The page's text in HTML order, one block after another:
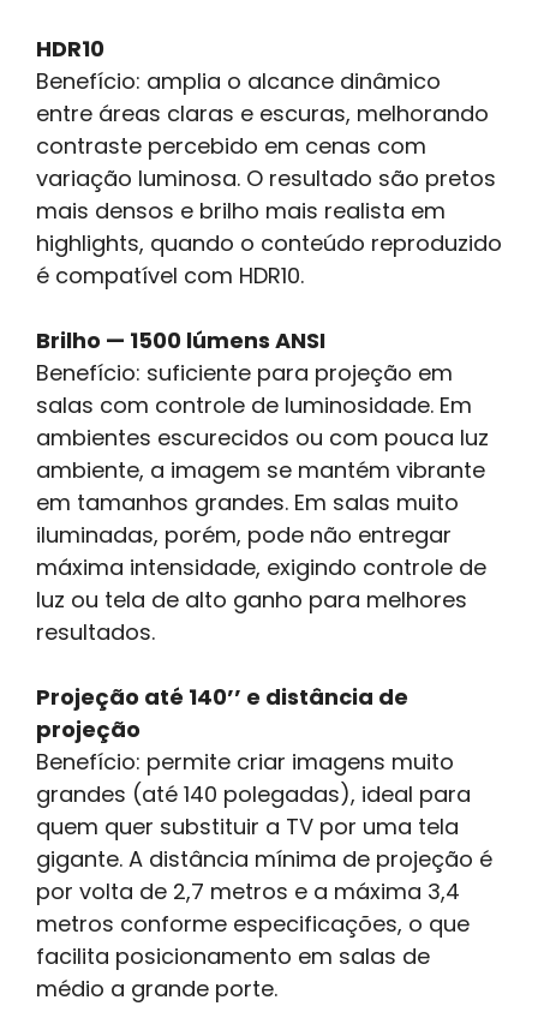
HDR10
Benefício: amplia o alcance dinâmico
entre áreas claras e escuras, melhorando
contraste percebido em cenas com
variação luminosa. O resultado são pretos
mais densos e brilho mais realista em
highlights, quando o conteúdo reproduzido
é compatível com HDR10.
Brilho — 1500 lúmens ANSI
Benefício: suficiente para projeção em
salas com controle de luminosidade. Em
ambientes escurecidos ou com pouca luz
ambiente, a imagem se mantém vibrante
em tamanhos grandes. Em salas muito
iluminadas, porém, pode não entregar
máxima intensidade, exigindo controle de
luz ou tela de alto ganho para melhores
resultados.
Projeção até 140’’ e distância de
projeção
Benefício: permite criar imagens muito
grandes (até 140 polegadas), ideal para
quem quer substituir a TV por uma tela
gigante. A distância mínima de projeção é
por volta de 2,7 metros e a máxima 3,4
metros conforme especificações, o que
facilita posicionamento em salas de
médio a grande porte.